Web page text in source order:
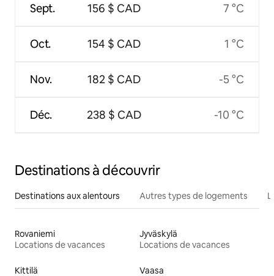
Sept.
Oct.
Nov.
Déc.
156 $ CAD
154 $ CAD
182 $ CAD
238 $ CAD
7 °C
1 °C
-5 °C
-10 °C
Destinations à découvrir
Destinations aux alentours Autres types de logements
Rovaniemi
Locations de vacances
Jyväskylä
Locations de vacances
Kittilä
Vaasa